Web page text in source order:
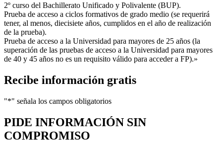
2º curso del Bachillerato Unificado y Polivalente (BUP).
Prueba de acceso a ciclos formativos de grado medio (se requerirá
tener, al menos, diecisiete años, cumplidos en el año de realización
de la prueba).
Prueba de acceso a la Universidad para mayores de 25 años (la
superación de las pruebas de acceso a la Universidad para mayores
de 40 y 45 años no es un requisito válido para acceder a FP).»
Recibe información gratis
"*" señala los campos obligatorios
PIDE INFORMACIÓN SIN
COMPROMISO